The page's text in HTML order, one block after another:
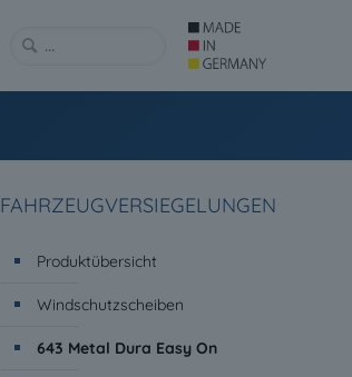
FAHRZEUGVERSIEGELUNGEN
Produktübersicht
Windschutzscheiben
643 Metal Dura Easy On